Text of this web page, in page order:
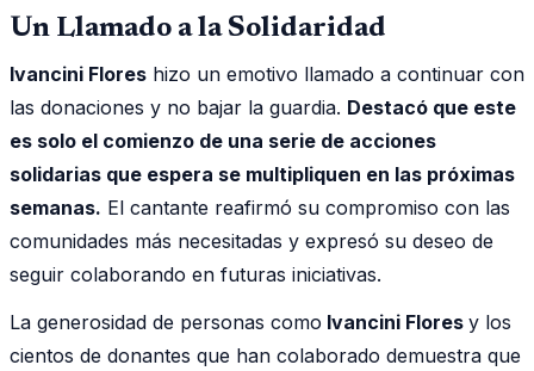
Un Llamado a la Solidaridad
Ivancini Flores hizo un emotivo llamado a continuar con
las donaciones y no bajar la guardia. Destacó que este
es solo el comienzo de una serie de acciones
solidarias que espera se multipliquen en las próximas
semanas. El cantante reafirmó su compromiso con las
comunidades más necesitadas y expresó su deseo de
seguir colaborando en futuras iniciativas.
La generosidad de personas como Ivancini Flores y los
cientos de donantes que han colaborado demuestra que